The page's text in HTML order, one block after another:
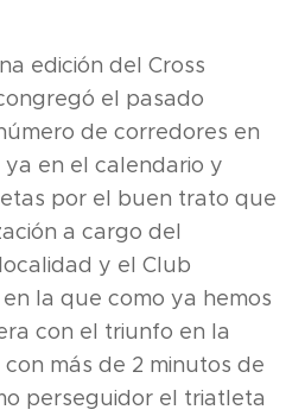
edición del Cross
el pasado
de corredores en
en el calendario y
por el buen trato que
a cargo del
y el Club
la que como ya hemos
con el triunfo en la
más de 2 minutos de
perseguidor el triatleta